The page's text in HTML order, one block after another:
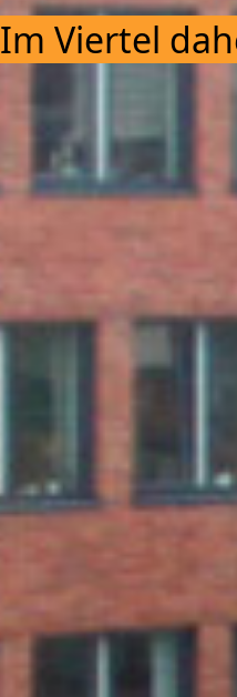
Im Viertel